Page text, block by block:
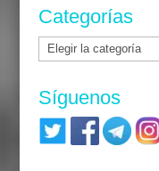
Categorías
Categorías
Síguenos